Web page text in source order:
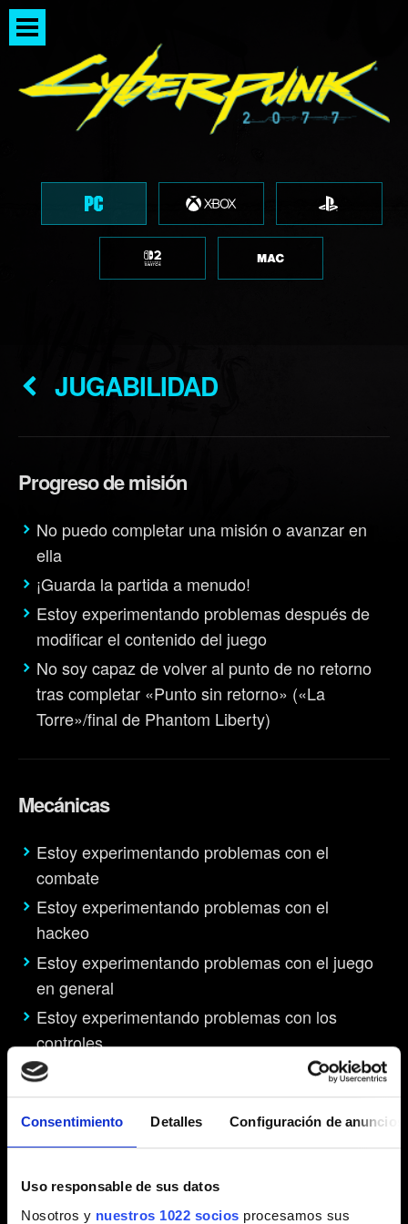
Consentimiento Detalles Configuración de anuncios
Uso responsable de sus datos
Nosotros y nuestros 1022 socios procesamos sus
JUGABILIDAD
Progreso de misión
No puedo completar una misión o avanzar en
ella
¡Guarda la partida a menudo!
Estoy experimentando problemas después de
modificar el contenido del juego
No soy capaz de volver al punto de no retorno
tras completar «Punto sin retorno» («La
Torre»/final de Phantom Liberty)
Mecánicas
Estoy experimentando problemas con el
combate
Estoy experimentando problemas con el
hackeo
Estoy experimentando problemas con el juego
en general
Estoy experimentando problemas con los
controles
Estoy experimentando problemas con la
creación y las mejoras
¿Para qué sirve hackear y cómo puedo
hacerlo?
Categorías de objetos del botín y los
vendedores